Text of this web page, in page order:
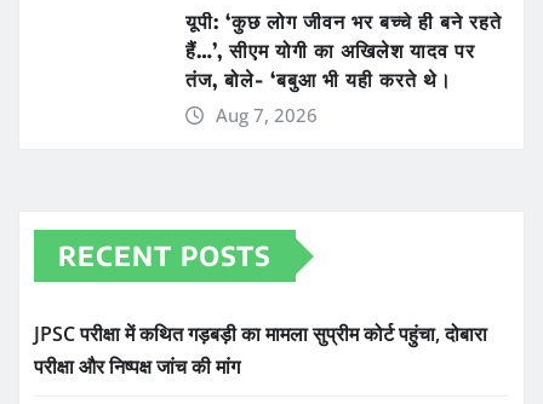
यूपी: ‘कुछ लोग जीवन भर बच्चे ही बने रहते
हैं…’, सीएम योगी का अखिलेश यादव पर
तंज, बोले- ‘बबुआ भी यही करते थे।
Aug 7, 2026
RECENT POSTS
JPSC परीक्षा में कथित गड़बड़ी का मामला सुप्रीम कोर्ट पहुंचा, दोबारा
परीक्षा और निष्पक्ष जांच की मांग